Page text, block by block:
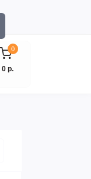
0
0 р.